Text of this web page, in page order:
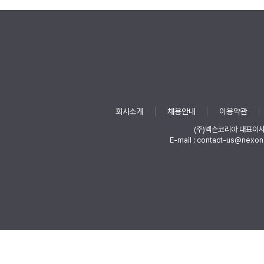
회사소개 채용안내 이용약관
(주)넥슨코리아 대표이
E-mail : contact-